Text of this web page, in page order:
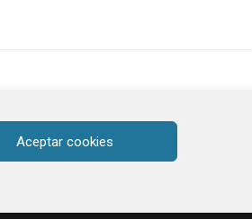
Aceptar cookies